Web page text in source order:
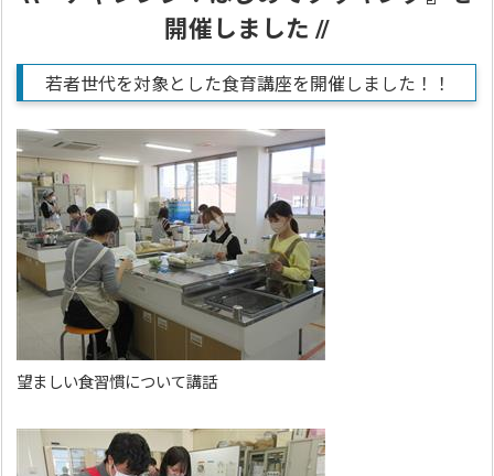
開催しました //
若者世代を対象とした食育講座を開催しました！！
望ましい食習慣について講話